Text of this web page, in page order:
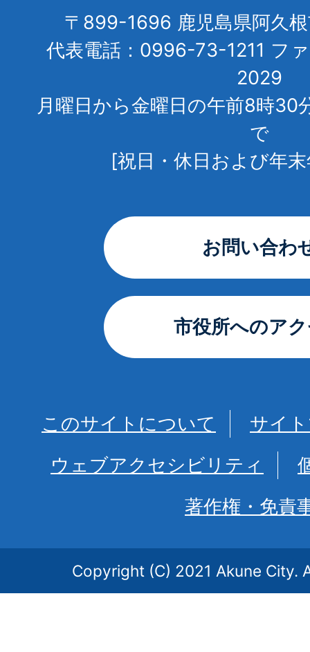
〒899-1696 鹿児島県阿久
代表電話：0996-73-1211 フ
2029
月曜日から金曜日の午前8時30
で
[祝日・休日および年
お問い合わ
市役所へのア
このサイトについて
サイ
ウェブアクセシビリティ
著作権・免責
Copyright (C) 2021 Akune City.